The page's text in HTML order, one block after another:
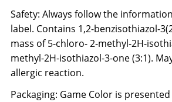
Safety: Always follow the
label. Contains 1,2-benzisothiazol-
mass of 5-chloro- 2-methyl-2H-
methyl-2H-isothiazol-3-one (3:1).
allergic reaction.
Packaging: Game Color is